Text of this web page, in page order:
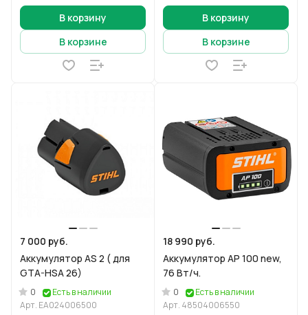
В корзину
В корзине
В корзину
В корзине
7 000 руб.
Аккумулятор AS 2 ( для
GTA-HSA 26)
0
Есть в наличии
Арт. EA024006500
18 990 руб.
Аккумулятор AP 100 new,
76 Вт/ч.
0
Есть в наличии
Арт. 48504006550